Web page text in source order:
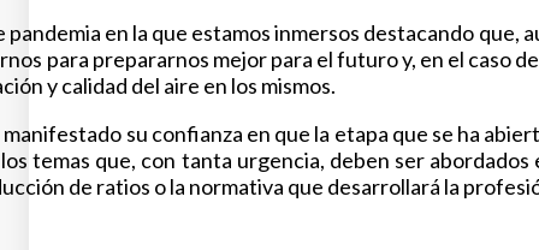
en la que estamos inmersos destacando
para prepararnos mejor para el futuro y, en el
y calidad del aire en los mismos.
su confianza en que la etapa que se ha
temas que, con tanta urgencia, deben ser
de ratios o la normativa que desarrollará la